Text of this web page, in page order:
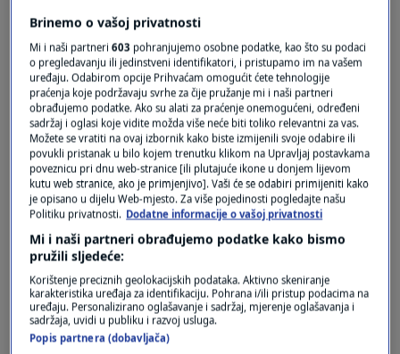
Oglas
SPORA IMPLEMENTACIJA
Stiže vam paket s Temua? Pripremite
gotovinu, Hrvatska pošta ima važnu
obavijest za vas
VIJESTI |2. srp.| 3
RAD NA PREVENCIJI
Velike promjene svima koji putuju u
Brinemo o vašoj privatnosti
Mi i naši partneri603 pohranjujemo osobne podatke, kao što su podaci
o pregledavanju ili jedinstveni identifikatori, i pristupamo im na vašem
uređaju. Odabirom opcije Prihvaćam omogućit ćete tehnologije
praćenja koje podržavaju svrhe za čije pružanje mi i naši partneri
obrađujemo podatke. Ako su alati za praćenje onemogućeni, određeni
sadržaj i oglasi koje vidite možda više neće biti toliko relevantni za vas.
Možete se vratiti na ovaj izbornik kako biste izmijenili svoje odabire ili
povukli pristanak u bilo kojem trenutku klikom na Upravljaj postavkama
poveznicu pri dnu web-stranice [ili plutajuće ikone u donjem lijevom
kutu web stranice, ako je primjenjivo]. Vaši će se odabiri primijeniti kako
je opisano u dijelu Web-mjesto. Za više pojedinosti pogledajte našu
Politiku privatnosti. Dodatne informacije o vašoj privatnosti
Mi i naši partneri obrađujemo podatke kako bismo
pružili sljedeće:
Korištenje preciznih geolokacijskih podataka. Aktivno skeniranje
karakteristika uređaja za identifikaciju. Pohrana i/ili pristup podacima na
uređaju. Personalizirano oglašavanje i sadržaj, mjerenje oglašavanja i
sadržaja, uvidi u publiku i razvoj usluga.
Popis partnera (dobavljača)